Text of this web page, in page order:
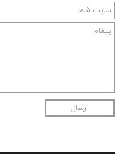
ارسال